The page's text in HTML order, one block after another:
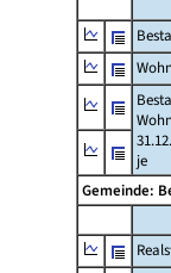
je
Gemeinde: